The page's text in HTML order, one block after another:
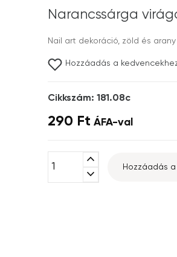
Narancssárga
Nail art dekoráció, zöld és
Hozzáadás a
Cikkszám: 181.08c
290 Ft ÁFA-val
expand_less
expand_more
Hozzáadás